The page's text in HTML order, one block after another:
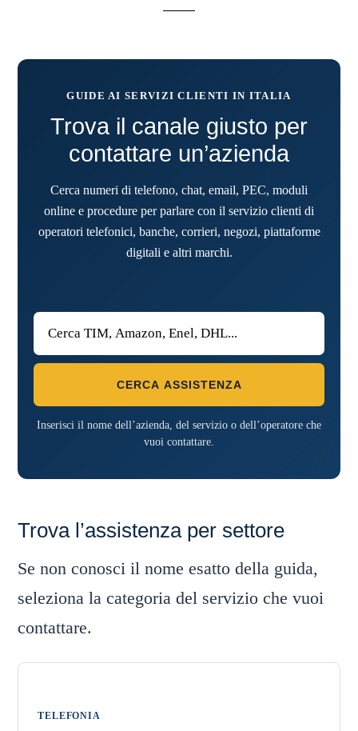
GUIDE AI SERVIZI CLIENTI IN ITALIA
Trova il canale giusto per
contattare un’azienda
Cerca numeri di telefono, chat, email, PEC, moduli
online e procedure per parlare con il servizio clienti di
operatori telefonici, banche, corrieri, negozi, piattaforme
digitali e altri marchi.
CERCA ASSISTENZA
Inserisci il nome dell’azienda, del servizio o dell’operatore che
vuoi contattare.
Trova l’assistenza per settore
Se non conosci il nome esatto della guida,
seleziona la categoria del servizio che vuoi
contattare.
TELEFONIA